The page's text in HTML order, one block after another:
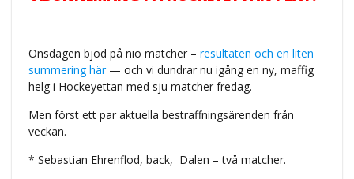
Onsdagen bjöd på nio matcher – resultaten och en liten
summering här— och vi dundrar nu igång en ny, maffig
helg i Hockeyettan med sju matcher fredag.
Men först ett par aktuella bestraffningsärenden från
veckan.
* Sebastian Ehrenflod, back, Dalen – två matcher.